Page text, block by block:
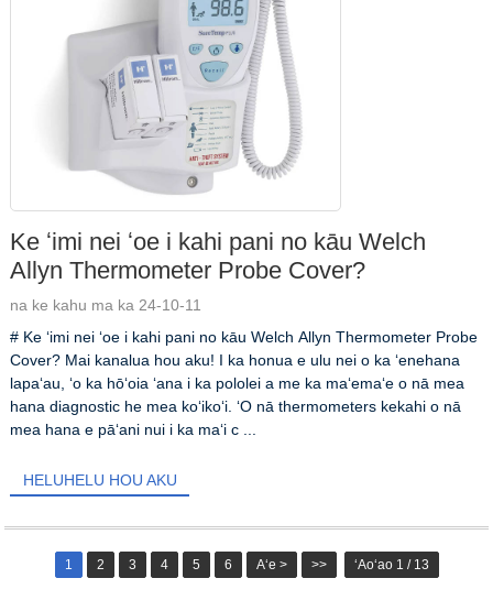
Ke ʻimi nei ʻoe i kahi pani no kāu Welch
Allyn Thermometer Probe Cover?
na ke kahu ma ka 24-10-11
# Ke ʻimi nei ʻoe i kahi pani no kāu Welch Allyn Thermometer Probe
Cover? Mai kanalua hou aku! I ka honua e ulu nei o ka ʻenehana
lapaʻau, ʻo ka hōʻoia ʻana i ka pololei a me ka maʻemaʻe o nā mea
hana diagnostic he mea koʻikoʻi. ʻO nā thermometers kekahi o nā
mea hana e pāʻani nui i ka maʻi c ...
HELUHELU HOU AKU
1 2 3 4 5 6 Aʻe > >> ʻAoʻao 1 / 13